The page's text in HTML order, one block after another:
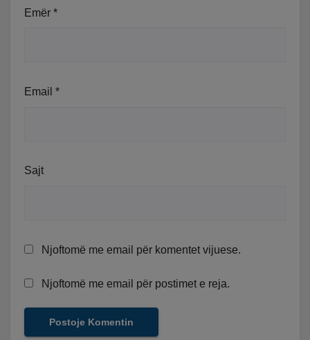
Emër *
Email *
Sajt
Njoftomë me email për komentet vijuese.
Njoftomë me email për postimet e reja.